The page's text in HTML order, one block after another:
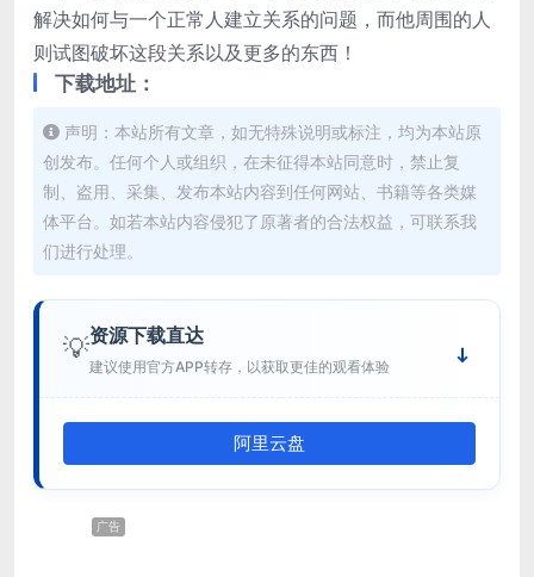
解决如何与一个正常人建立关系的问题，而他周围的人
则试图破坏这段关系以及更多的东西！
下载地址：
声明：本站所有文章，如无特殊说明或标注，均为本站原
创发布。任何个人或组织，在未征得本站同意时，禁止复
制、盗用、采集、发布本站内容到任何网站、书籍等各类媒
体平台。如若本站内容侵犯了原著者的合法权益，可联系我
们进行处理。
💡资源下载直达
建议使用官方APP转存，以获取更佳的观看体验
阿里云盘
广告